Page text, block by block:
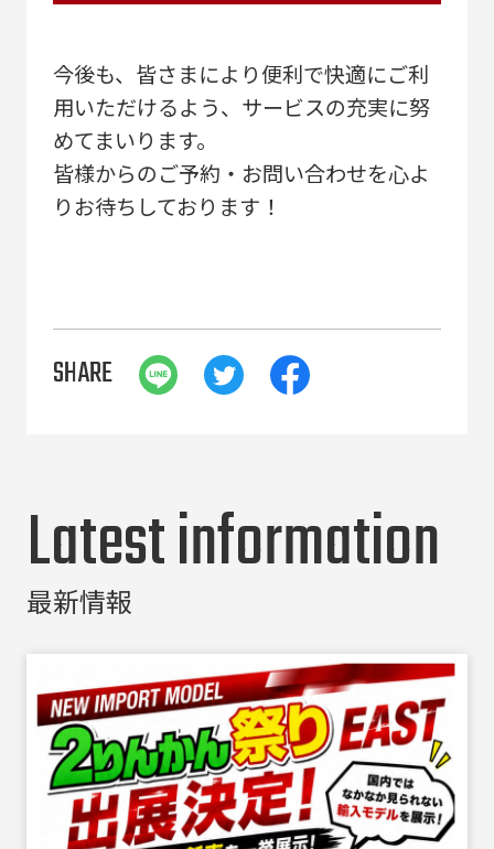
今後も、皆さまにより便利で快適にご利
用いただけるよう、サービスの充実に努
めてまいります。
皆様からのご予約・お問い合わせを心よ
りお待ちしております！
SHARE
Latest information
最新情報